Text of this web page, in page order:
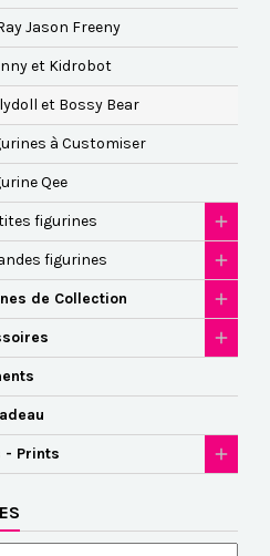
Jason Freeny
et Kidrobot
et Bossy Bear
à Customiser
Qee
figurines
figurines
de Collection
- Prints